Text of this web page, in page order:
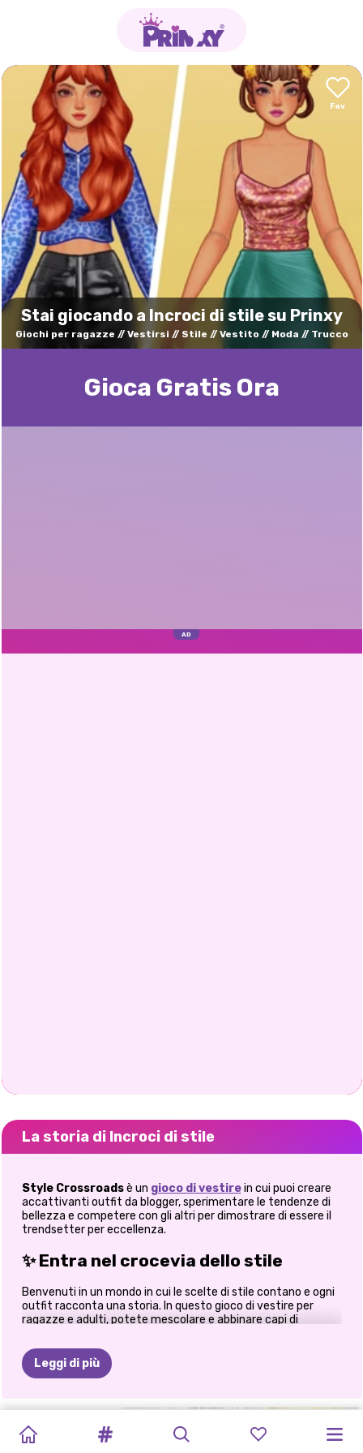
Stai giocando a Incroci di stile su Prinxy
Giochi per ragazze Vestirsi Stile Vestito Moda Trucco
Gioca Gratis Ora
La storia di Incroci di stile
Style Crossroadsè un gioco di vestirein cui puoi creare
accattivanti outfit da blogger, sperimentare le tendenze di
bellezza e competere con gli altri per dimostrare di essere il
trendsetter per eccellenza.
✨ Entra nel crocevia dello stile
Benvenuti in un mondo in cui le scelte di stile contano e ogni
outfit racconta una storia. In questo gioco di vestire per
ragazze e adulti, potete mescolare e abbinare capi di
splendidi outfit degni di una blogger. Che amiate il minimal
chic, lo street style audace o l'atmosfera glamour da
influencer, Style Crossroads vi dà la libertà di esprimervi
stilosi, ed è questo che rende questo gioco così avvincente.
Leggi di più
POPULAR:
LUMIERE
UNA
PER
RUNWAY
STAR
VESTIRE
LA
LA
SETTIMANA
FASHION
PRINCIPESSE